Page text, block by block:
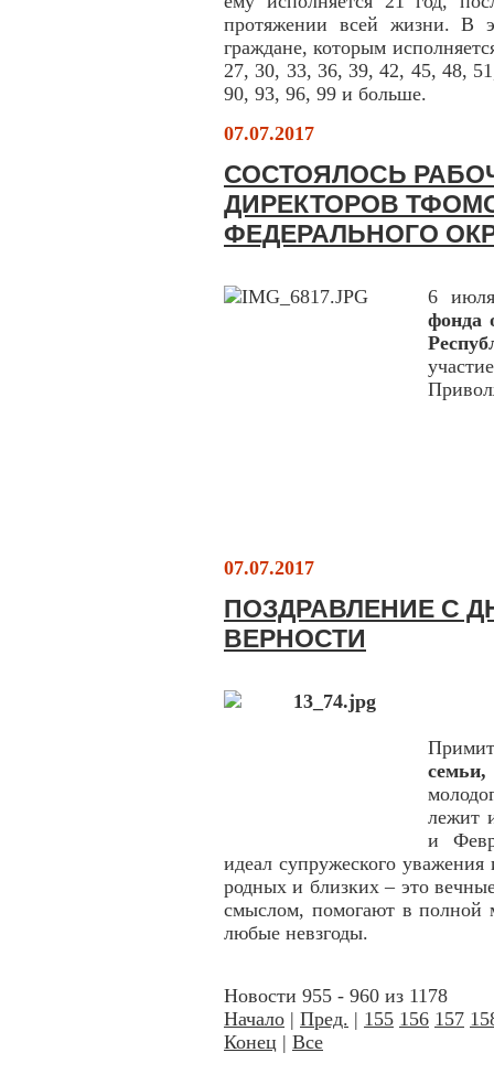
протяжении всей жизни. В
граждане, которым
27, 30, 33, 36, 39, 42, 45, 48,
90, 93, 96, 99 и больше.
07.07.2017
СОСТОЯЛОСЬ
ДИРЕКТОРОВ
ФЕДЕРАЛЬНОГО
6
фонда
07.07.2017
ПОЗДРАВЛЕНИЕ С
ВЕРНОСТИ
лежит
и
идеал супружеского
родных и близких – это
смыслом, помогают в полной
любые невзгоды.
Новости 955 - 960 из 1178
Начало | Пред. | 155 156 157
Конец | Все